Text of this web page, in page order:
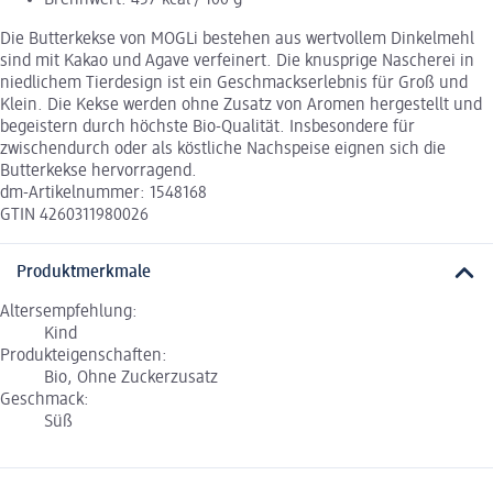
Die Butterkekse von MOGLi bestehen aus wertvollem Dinkelmehl
sind mit Kakao und Agave verfeinert. Die knusprige Nascherei in
niedlichem Tierdesign ist ein Geschmackserlebnis für Groß und
Klein. Die Kekse werden ohne Zusatz von Aromen hergestellt und
begeistern durch höchste Bio-Qualität. Insbesondere für
zwischendurch oder als köstliche Nachspeise eignen sich die
Butterkekse hervorragend.
dm-Artikelnummer: 1548168
GTIN 4260311980026
Produktmerkmale
Altersempfehlung:
Kind
Produkteigenschaften:
Bio, Ohne Zuckerzusatz
Geschmack:
Süß